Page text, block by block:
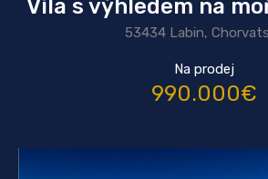
Vila s výhledem na
53434 Labin,
Na prodej
990.000€